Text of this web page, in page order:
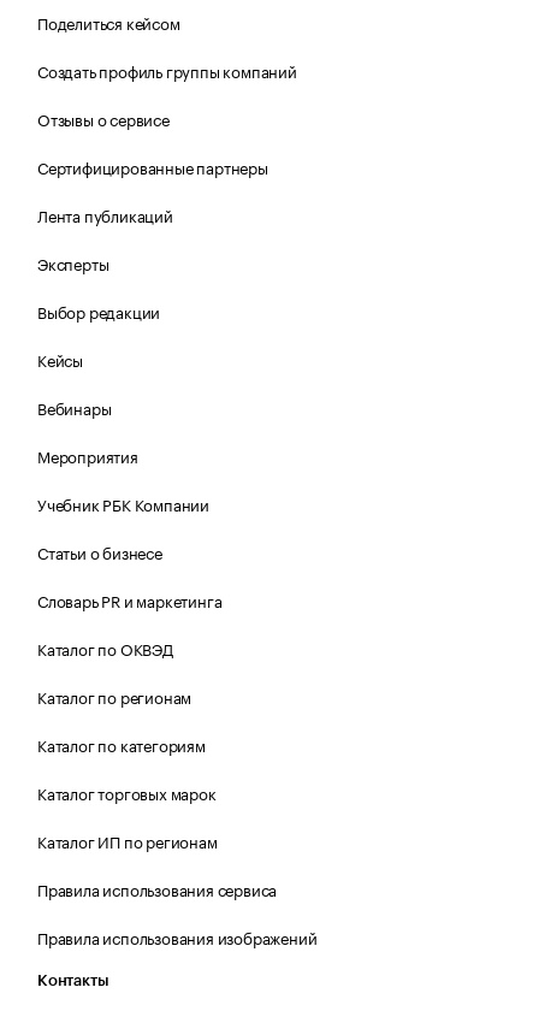
Поделиться кейсом
Создать профиль группы компаний
Отзывы о сервисе
Сертифицированные партнеры
Лента публикаций
Эксперты
Выбор редакции
Кейсы
Вебинары
Мероприятия
Учебник РБК Компании
Статьи о бизнесе
Словарь PR и маркетинга
Каталог по ОКВЭД
Каталог по регионам
Каталог по категориям
Каталог торговых марок
Каталог ИП по регионам
Правила использования сервиса
Правила использования изображений
Контакты